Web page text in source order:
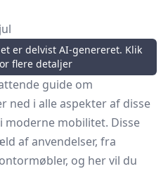
er delvist AI-genereret. Klik
flere detaljer
guide om
ned i alle aspekter af disse
moderne mobilitet. Disse
af anvendelser, fra
og her vil du